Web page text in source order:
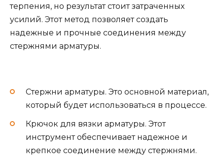
терпения, но результат стоит затраченных
усилий. Этот метод позволяет создать
надежные и прочные соединения между
стержнями арматуры.
Стержни арматуры. Это основной материал,
который будет использоваться в процессе.
Крючок для вязки арматуры. Этот
инструмент обеспечивает надежное и
крепкое соединение между стержнями.